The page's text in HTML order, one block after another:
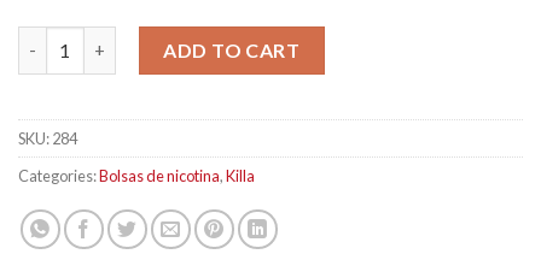
ADD TO CART
SKU:284
Categories:Bolsas de nicotina,Killa